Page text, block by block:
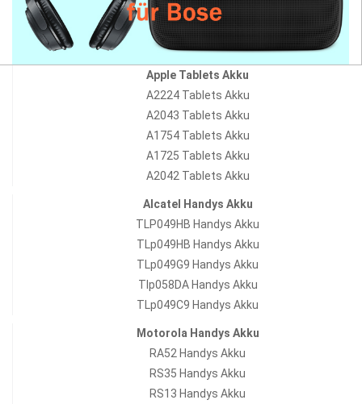
Apple Tablets Akku
A2224 Tablets Akku
A2043 Tablets Akku
A1754 Tablets Akku
A1725 Tablets Akku
A2042 Tablets Akku
Alcatel Handys Akku
TLP049HB Handys Akku
TLp049HB Handys Akku
TLp049G9 Handys Akku
Tlp058DA Handys Akku
TLp049C9 Handys Akku
Motorola Handys Akku
RA52 Handys Akku
RS35 Handys Akku
RS13 Handys Akku